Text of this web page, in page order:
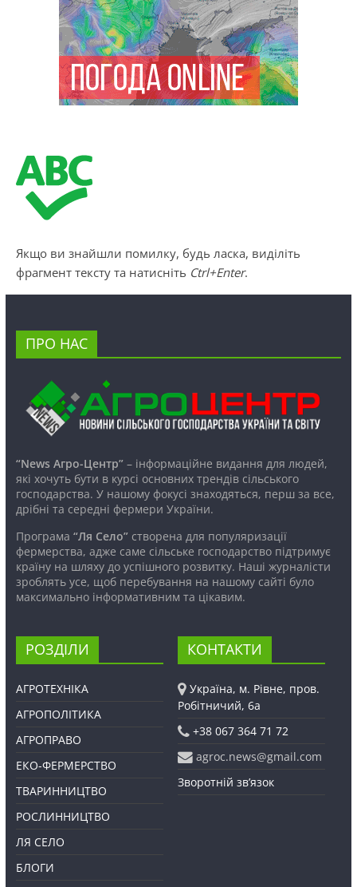
Якщо ви знайшли помилку, будь ласка, виділіть
фрагмент тексту та натисніть Ctrl+Enter.
ПРО НАС
“News Агро-Центр”– інформаційне видання для людей,
які хочуть бути в курсі основних трендів сільського
господарства. У нашому фокусі знаходяться, перш за все,
дрібні та середні фермери України.
Програма “Ля Село”створена для популяризації
фермерства, адже саме сільське господарство підтримує
країну на шляху до успішного розвитку. Наші журналісти
зроблять усе, щоб перебування на нашому сайті було
максимально інформативним та цікавим.
РОЗДІЛИ
АГРОТЕХНІКА
АГРОПОЛІТИКА
АГРОПРАВО
ЕКО-ФЕРМЕРСТВО
ТВАРИННИЦТВО
РОСЛИННИЦТВО
ЛЯ СЕЛО
БЛОГИ
КОНТАКТИ
Україна, м. Рівне, пров.
Робітничий, 6а
+38 067 364 71 72
agroc.news@gmail.com
Зворотній зв’язок